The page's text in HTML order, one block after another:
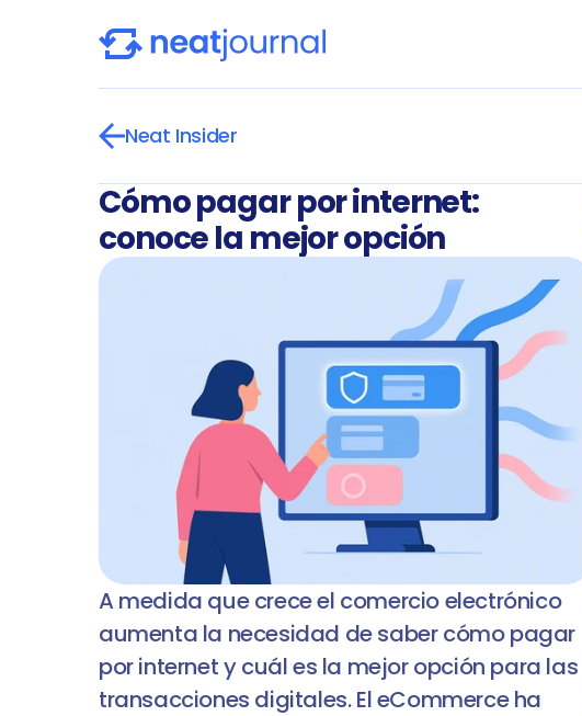
Neat Insider
Cómo pagar por internet:
conoce la mejor opción
A medida que crece el comercio electrónico
aumenta la necesidad de saber cómo pagar
por internet y cuál es la mejor opción para las
transacciones digitales. El eCommerce ha